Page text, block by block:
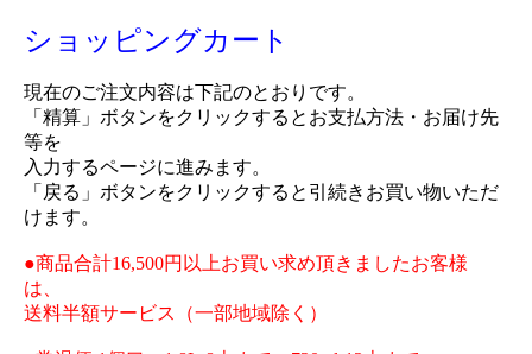
ショッピングカート
現在のご注文内容は下記のとおりです。
「精算」ボタンをクリックするとお支払方法・お届け先
等を
入力するページに進みます。
「戻る」ボタンをクリックすると引続きお買い物いただ
けます。
●商品合計16,500円以上お買い求め頂きましたお客様
は、
送料半額サービス（一部地域除く）